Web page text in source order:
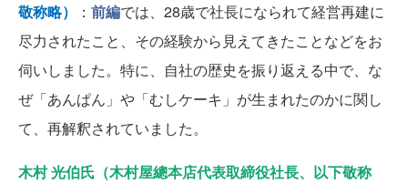
敬称略）
： 前編では、28歳で社長になられて経営再建に
尽力されたこと、その経験から見えてきたことなどをお
伺いしました。特に、自社の歴史を振り返える中で、な
ぜ「あんぱん」や「むしケーキ」が生まれたのかに関し
て、再解釈されていました。
木村 光伯氏（木村屋總本店代表取締役社長、以下敬称